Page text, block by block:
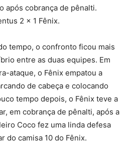
após cobrança de pênalti.
2 x 1 Fênix.
tempo, o confronto ficou mais
entre as duas equipes. Em
ataque, o Fênix empatou a
de cabeça e colocando
tempo depois, o Fênix teve a
em cobrança de pênalti, após a
Coco fez uma linda defesa
do camisa 10 do Fênix.